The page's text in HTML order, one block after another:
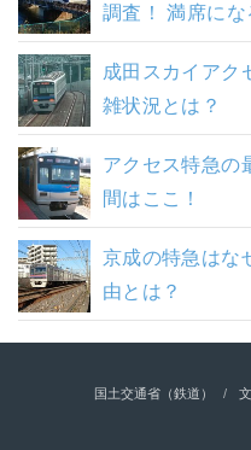
調査！ 満席にな
成田スカイアク
雑状況とは？
アクセス特急の
間はここ！
京成の特急はな
由とは？
国土交通省（鉄道）